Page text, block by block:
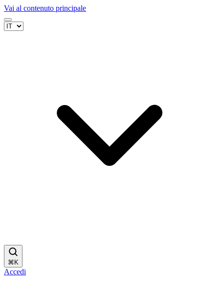
Vai al contenuto principale
⌘ K
Accedi